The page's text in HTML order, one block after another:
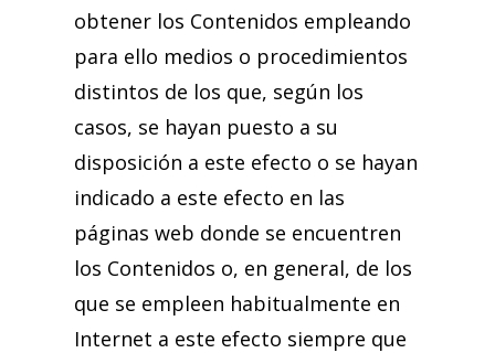
obtener los Contenidos empleando
para ello medios o procedimientos
distintos de los que, según los
casos, se hayan puesto a su
disposición a este efecto o se hayan
indicado a este efecto en las
páginas web donde se encuentren
los Contenidos o, en general, de los
que se empleen habitualmente en
Internet a este efecto siempre que